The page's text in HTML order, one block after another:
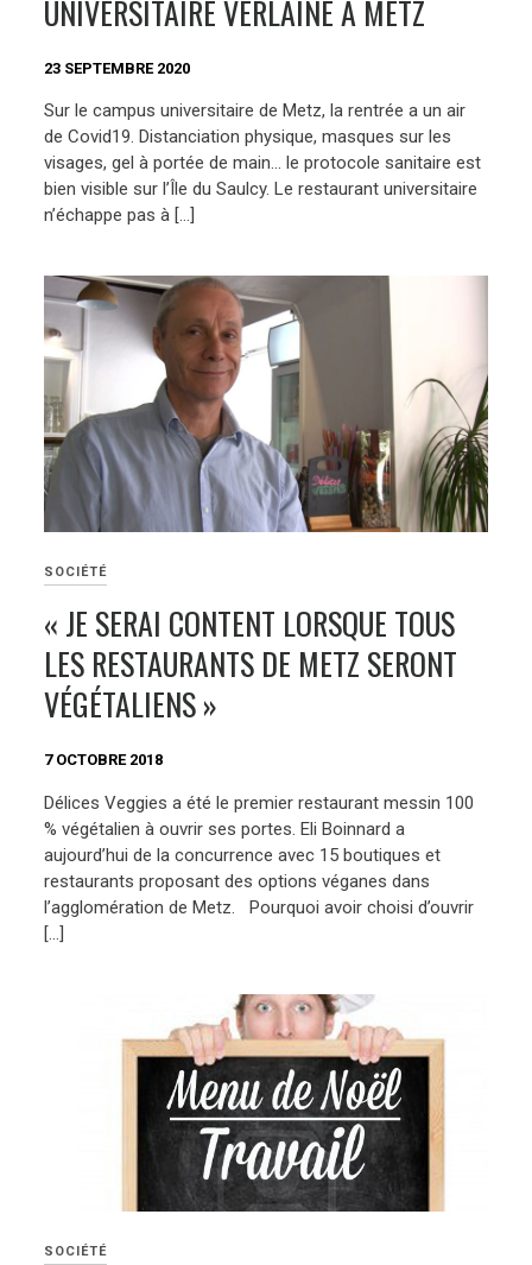
UNIVERSITAIRE VERLAINE À METZ
23 SEPTEMBRE 2020
Sur le campus universitaire de Metz, la rentrée a un air
de Covid19. Distanciation physique, masques sur les
visages, gel à portée de main… le protocole sanitaire est
bien visible sur l’Île du Saulcy. Le restaurant universitaire
n’échappe pas à […]
SOCIÉTÉ
« JE SERAI CONTENT LORSQUE TOUS
LES RESTAURANTS DE METZ SERONT
VÉGÉTALIENS »
7 OCTOBRE 2018
Délices Veggies a été le premier restaurant messin 100
% végétalien à ouvrir ses portes. Eli Boinnard a
aujourd’hui de la concurrence avec 15 boutiques et
restaurants proposant des options véganes dans
l’agglomération de Metz. Pourquoi avoir choisi d’ouvrir
[…]
SOCIÉTÉ